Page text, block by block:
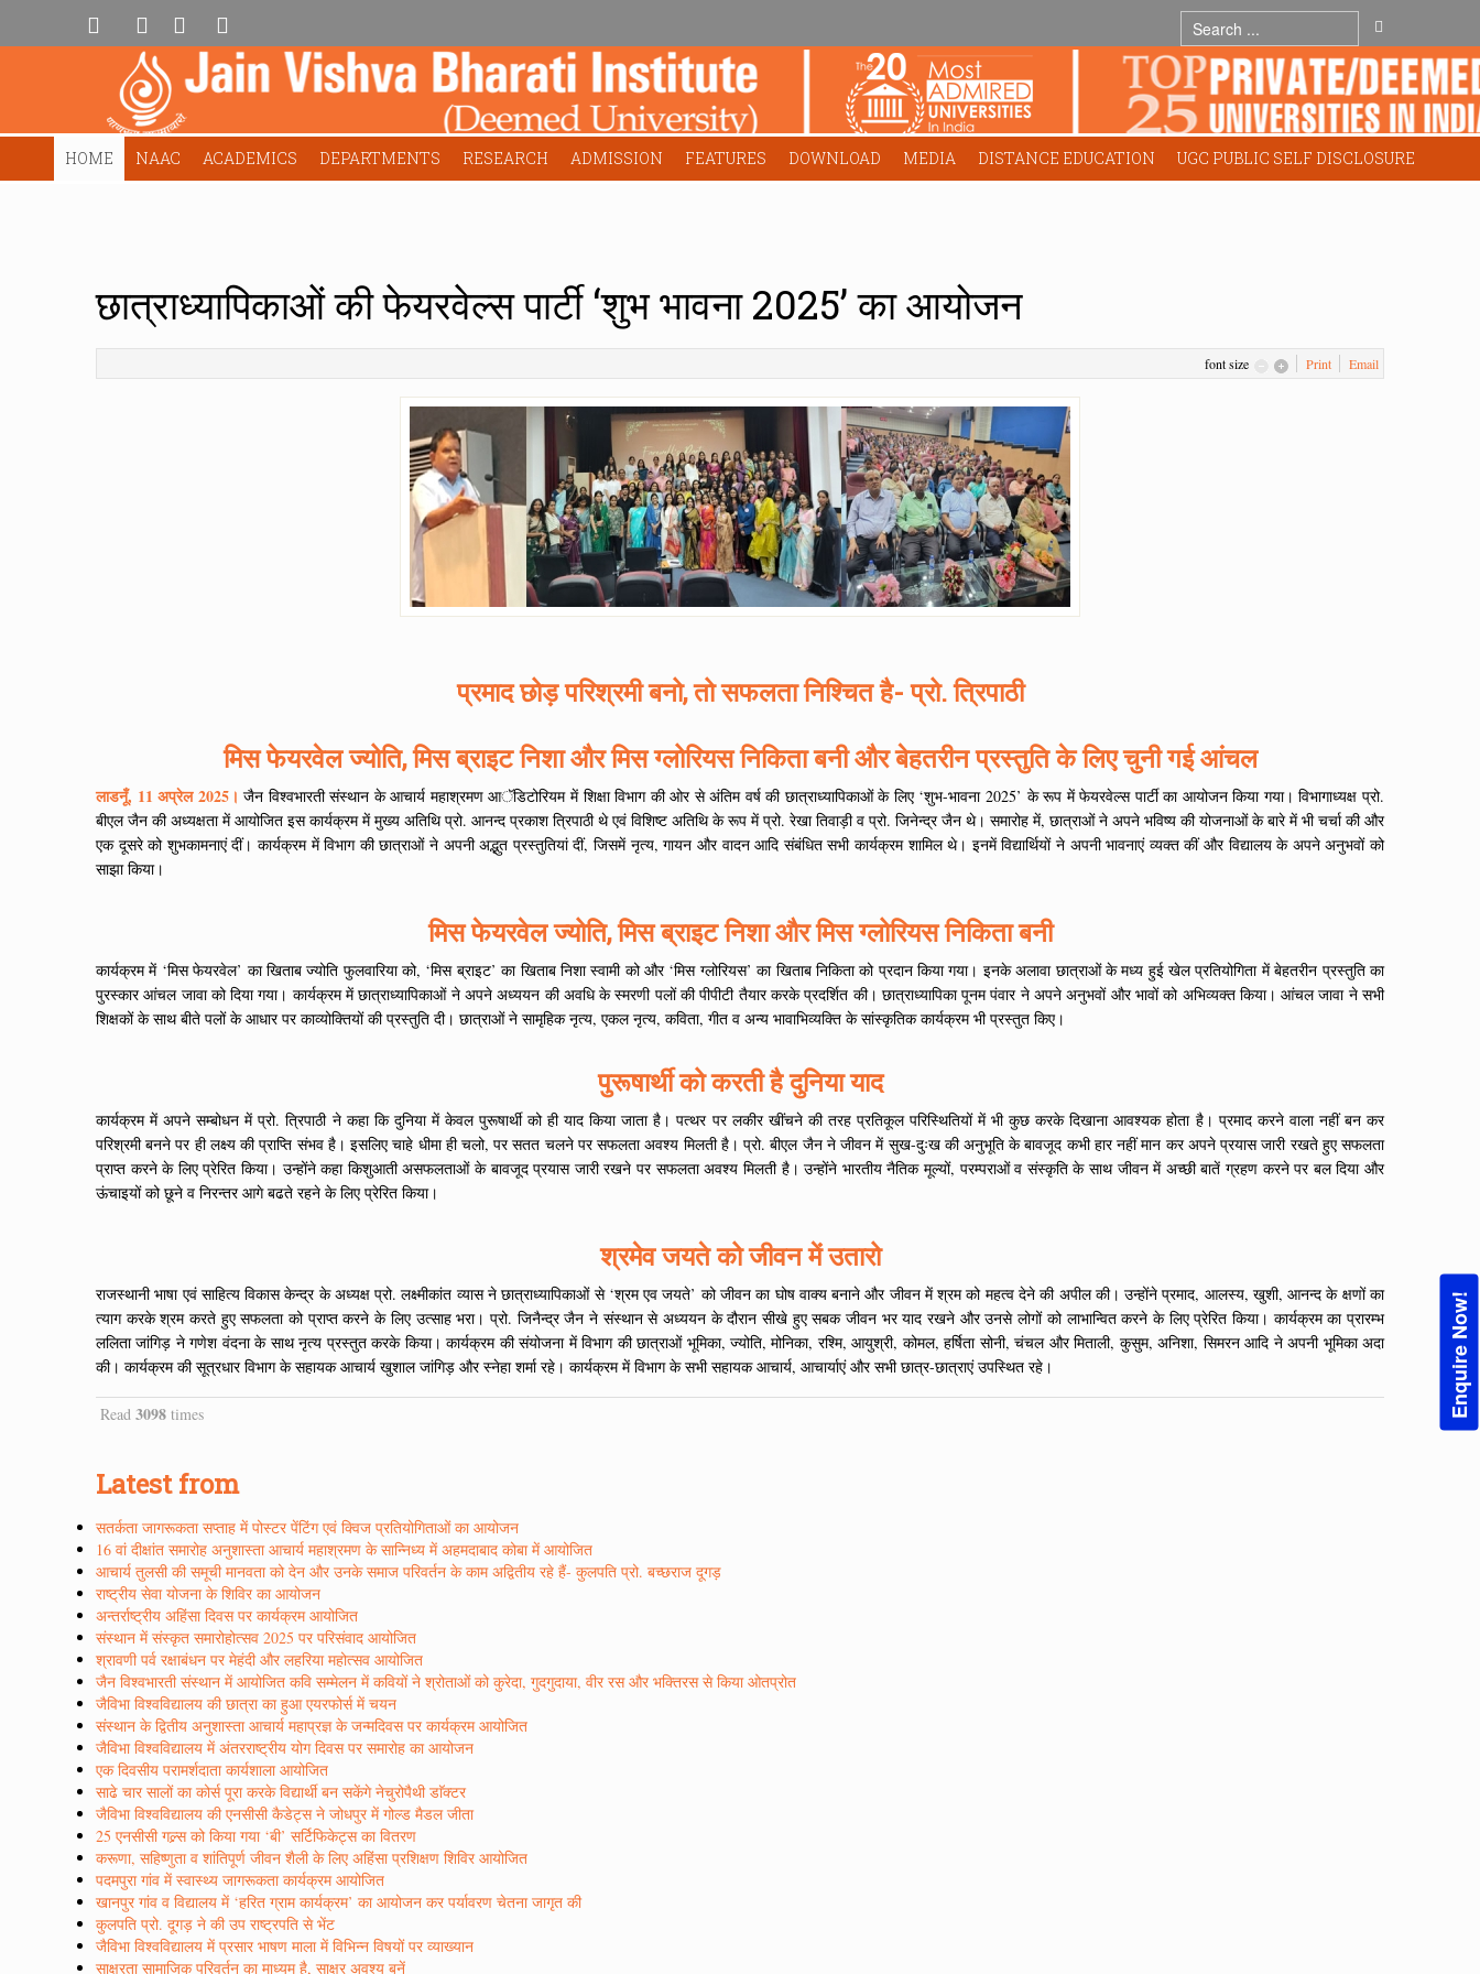
HOME NAAC ACADEMICS DEPARTMENTS RESEARCH ADMISSION FEATURES DOWNLOAD MEDIA DISTANCE EDUCATION UGC PUBLIC SELF DISCLOSURE
Enquire Now!
छात्राध्यापिकाओं की फेयरवेल्स पार्टी ‘शुभ भावना 2025’ का आयोजन
font size Print Email
प्रमाद छोड़ परिश्रमी बनो, तो सफलता निश्चित है- प्रो. त्रिपाठी
मिस फेयरवेल ज्योति, मिस ब्राइट निशा और मिस ग्लोरियस निकिता बनी और बेहतरीन प्रस्तुति के लिए चुनी गई आंचल
लाडनूँ, 11 अप्रेल 2025। जैन विश्वभारती संस्थान के आचार्य महाश्रमण आॅडिटोरियम में शिक्षा विभाग की ओर से अंतिम वर्ष की छात्राध्यापिकाओं के लिए ‘शुभ-भावना 2025’ के रूप में फेयरवेल्स पार्टी का आयोजन किया गया। विभागाध्यक्ष प्रो.
बीएल जैन की अध्यक्षता में आयोजित इस कार्यक्रम में मुख्य अतिथि प्रो. आनन्द प्रकाश त्रिपाठी थे एवं विशिष्ट अतिथि के रूप में प्रो. रेखा तिवाड़ी व प्रो. जिनेन्द्र जैन थे। समारोह में, छात्राओं ने अपने भविष्य की योजनाओं के बारे में भी चर्चा की और
एक दूसरे को शुभकामनाएं दीं। कार्यक्रम में विभाग की छात्राओं ने अपनी अद्भुत प्रस्तुतियां दीं, जिसमें नृत्य, गायन और वादन आदि संबंधित सभी कार्यक्रम शामिल थे। इनमें विद्यार्थियों ने अपनी भावनाएं व्यक्त कीं और विद्यालय के अपने अनुभवों को
साझा किया।
मिस फेयरवेल ज्योति, मिस ब्राइट निशा और मिस ग्लोरियस निकिता बनी
कार्यक्रम में ‘मिस फेयरवेल’ का खिताब ज्योति फुलवारिया को, ‘मिस ब्राइट’ का खिताब निशा स्वामी को और ‘मिस ग्लोरियस’ का खिताब निकिता को प्रदान किया गया। इनके अलावा छात्राओं के मध्य हुई खेल प्रतियोगिता में बेहतरीन प्रस्तुति का
पुरस्कार आंचल जावा को दिया गया। कार्यक्रम में छात्राध्यापिकाओं ने अपने अध्ययन की अवधि के स्मरणी पलों की पीपीटी तैयार करके प्रदर्शित की। छात्राध्यापिका पूनम पंवार ने अपने अनुभवों और भावों को अभिव्यक्त किया। आंचल जावा ने सभी
शिक्षकों के साथ बीते पलों के आधार पर काव्योक्तियों की प्रस्तुति दी। छात्राओं ने सामृहिक नृत्य, एकल नृत्य, कविता, गीत व अन्य भावाभिव्यक्ति के सांस्कृतिक कार्यक्रम भी प्रस्तुत किए।
पुरूषार्थी को करती है दुनिया याद
कार्यक्रम में अपने सम्बोधन में प्रो. त्रिपाठी ने कहा कि दुनिया में केवल पुरूषार्थी को ही याद किया जाता है। पत्थर पर लकीर खींचने की तरह प्रतिकूल परिस्थितियों में भी कुछ करके दिखाना आवश्यक होता है। प्रमाद करने वाला नहीं बन कर
परिश्रमी बनने पर ही लक्ष्य की प्राप्ति संभव है। इसलिए चाहे धीमा ही चलो, पर सतत चलने पर सफलता अवश्य मिलती है। प्रो. बीएल जैन ने जीवन में सुख-दुःख की अनुभूति के बावजूद कभी हार नहीं मान कर अपने प्रयास जारी रखते हुए सफलता
प्राप्त करने के लिए प्रेरित किया। उन्होंने कहा किशुआती असफलताओं के बावजूद प्रयास जारी रखने पर सफलता अवश्य मिलती है। उन्होंने भारतीय नैतिक मूल्यों, परम्पराओं व संस्कृति के साथ जीवन में अच्छी बातें ग्रहण करने पर बल दिया और
ऊंचाइयों को छूने व निरन्तर आगे बढते रहने के लिए प्रेरित किया।
श्रमेव जयते को जीवन में उतारो
राजस्थानी भाषा एवं साहित्य विकास केन्द्र के अध्यक्ष प्रो. लक्ष्मीकांत व्यास ने छात्राध्यापिकाओं से ‘श्रम एव जयते’ को जीवन का घोष वाक्य बनाने और जीवन में श्रम को महत्व देने की अपील की। उन्होंने प्रमाद, आलस्य, खुशी, आनन्द के क्षणों का
त्याग करके श्रम करते हुए सफलता को प्राप्त करने के लिए उत्साह भरा। प्रो. जिनैन्द्र जैन ने संस्थान से अध्ययन के दौरान सीखे हुए सबक जीवन भर याद रखने और उनसे लोगों को लाभान्वित करने के लिए प्रेरित किया। कार्यक्रम का प्रारम्भ
ललिता जांगिड़ ने गणेश वंदना के साथ नृत्य प्रस्तुत करके किया। कार्यक्रम की संयोजना में विभाग की छात्राओं भूमिका, ज्योति, मोनिका, रश्मि, आयुश्री, कोमल, हर्षिता सोनी, चंचल और मिताली, कुसुम, अनिशा, सिमरन आदि ने अपनी भूमिका अदा
की। कार्यक्रम की सूत्रधार विभाग के सहायक आचार्य खुशाल जांगिड़ और स्नेहा शर्मा रहे। कार्यक्रम में विभाग के सभी सहायक आचार्य, आचार्याएं और सभी छात्र-छात्राएं उपस्थित रहे।
Read 3098 times
Latest from
सतर्कता जागरूकता सप्ताह में पोस्टर पेंटिंग एवं क्विज प्रतियोगिताओं का आयोजन
16 वां दीक्षांत समारोह अनुशास्ता आचार्य महाश्रमण के सान्निध्य में अहमदाबाद कोबा में आयोजित
आचार्य तुलसी की समूची मानवता को देन और उनके समाज परिवर्तन के काम अद्वितीय रहे हैं- कुलपति प्रो. बच्छराज दूगड़
राष्ट्रीय सेवा योजना के शिविर का आयोजन
अन्तर्राष्ट्रीय अहिंसा दिवस पर कार्यक्रम आयोजित
संस्थान में संस्कृत समारोहोत्सव 2025 पर परिसंवाद आयोजित
श्रावणी पर्व रक्षाबंधन पर मेहंदी और लहरिया महोत्सव आयोजित
जैन विश्वभारती संस्थान में आयोजित कवि सम्मेलन में कवियों ने श्रोताओं को कुरेदा, गुदगुदाया, वीर रस और भक्तिरस से किया ओतप्रोत
जैविभा विश्वविद्यालय की छात्रा का हुआ एयरफोर्स में चयन
संस्थान के द्वितीय अनुशास्ता आचार्य महाप्रज्ञ के जन्मदिवस पर कार्यक्रम आयोजित
जैविभा विश्वविद्यालय में अंतरराष्ट्रीय योग दिवस पर समारोह का आयोजन
एक दिवसीय परामर्शदाता कार्यशाला आयोजित
साढे चार सालों का कोर्स पूरा करके विद्यार्थी बन सकेंगे नेचुरोपैथी डाॅक्टर
जैविभा विश्वविद्यालय की एनसीसी कैडेट्स ने जोधपुर में गोल्ड मैडल जीता
25 एनसीसी गल्र्स को किया गया ‘बी’ सर्टिफिकेट्स का वितरण
करूणा, सहिष्णुता व शांतिपूर्ण जीवन शैली के लिए अहिंसा प्रशिक्षण शिविर आयोजित
पदमपुरा गांव में स्वास्थ्य जागरूकता कार्यक्रम आयोजित
खानपुर गांव व विद्यालय में ‘हरित ग्राम कार्यक्रम’ का आयोजन कर पर्यावरण चेतना जागृत की
कुलपति प्रो. दूगड़ ने की उप राष्ट्रपति से भेंट
जैविभा विश्वविद्यालय में प्रसार भाषण माला में विभिन्न विषयों पर व्याख्यान
साक्षरता सामाजिक परिवर्तन का माध्यम है, साक्षर अवश्य बनें